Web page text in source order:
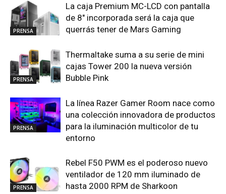
PRENSA
La caja Premium MC-LCD con pantalla
de 8″ incorporada será la caja que
querrás tener de Mars Gaming
PRENSA
Thermaltake suma a su serie de mini
cajas Tower 200 la nueva versión
Bubble Pink
PRENSA
La línea Razer Gamer Room nace como
una colección innovadora de productos
para la iluminación multicolor de tu
entorno
PRENSA
Rebel F50 PWM es el poderoso nuevo
ventilador de 120 mm iluminado de
hasta 2000 RPM de Sharkoon